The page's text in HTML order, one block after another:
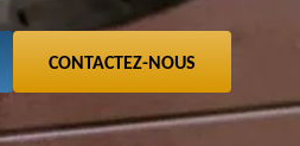
CONTACTEZ-NOUS